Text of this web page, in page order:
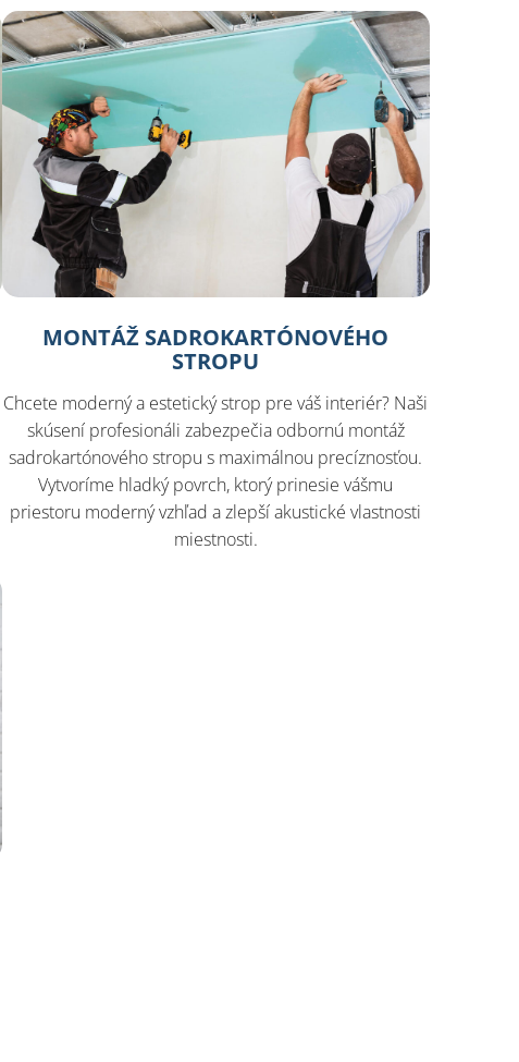
MONTÁŽ SADROKARTÓNOVÉHO
STROPU
Chcete moderný a estetický strop pre váš interiér? Naši
skúsení profesionáli zabezpečia odbornú montáž
sadrokartónového stropu s maximálnou precíznosťou.
Vytvoríme hladký povrch, ktorý prinesie vášmu
priestoru moderný vzhľad a zlepší akustické vlastnosti
miestnosti.